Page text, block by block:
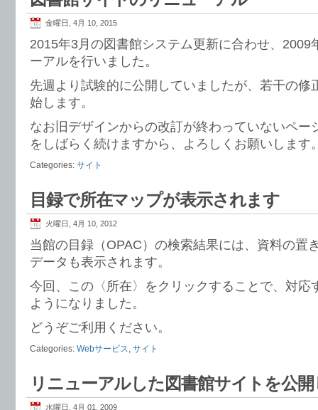
金曜日, 4月 10, 2015
2015年3月の図書館システム更新に合わせ、2009
ーアルを行いました。
先週より試験的に公開していましたが、若干の修
始します。
なお旧デザインからの改訂が終わっていないペー
をしばらく続けますから、よろしくお願いします
Categories: サイト
目録で所在マップが表示されます
火曜日, 4月 10, 2012
当館の目録（OPAC）の検索結果には、資料の置
データも表示されます。
今回、この〈所在〉をクリックすることで、対応
ようになりました。
どうぞご利用ください。
Categories: Webサービス, サイト
リニューアルした図書館サイトを公
水曜日, 4月 01, 2009